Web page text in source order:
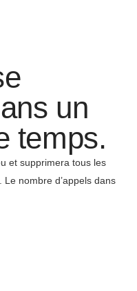
un
temps.
et supprimera tous les
Le nombre d’appels dans